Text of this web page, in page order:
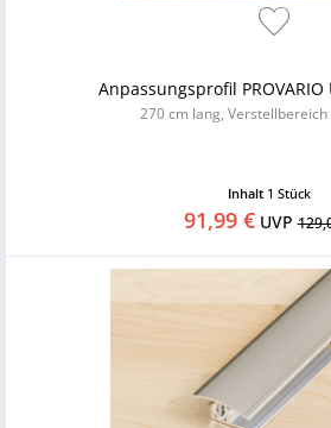
Anpassungsprofil PROVARIO
270 cm lang, Verstellbereich
Inhalt 1 Stück
91,99 €UVP